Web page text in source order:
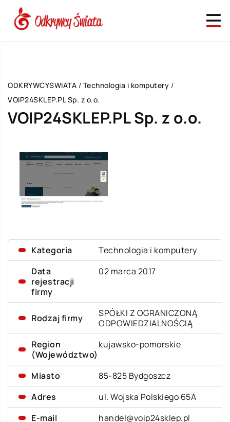
ODKRYWCYSWIATA / Technologia i komputery /
VOIP24SKLEP.PL Sp. z o.o.
VOIP24SKLEP.PL Sp. z o.o.
Kategoria
Technologia i komputery
Data
rejestracji
firmy
02 marca 2017
Rodzaj firmy
SPÓŁKI Z OGRANICZONĄ
ODPOWIEDZIALNOŚCIĄ
Region
(Województwo)
kujawsko-pomorskie
Miasto
85-825 Bydgoszcz
Adres
ul. Wojska Polskiego 65A
E-mail
handel@voip24sklep.pl